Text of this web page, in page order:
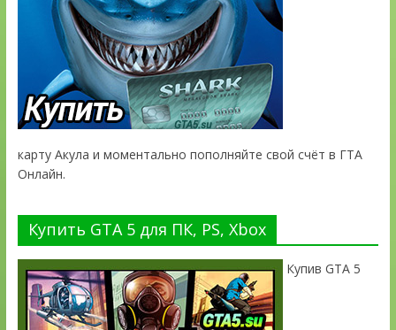
карту Акула и моментально пополняйте свой счёт в ГТА
Онлайн.
Купить GTA 5 для ПК, PS, Xbox
Купив GTA 5